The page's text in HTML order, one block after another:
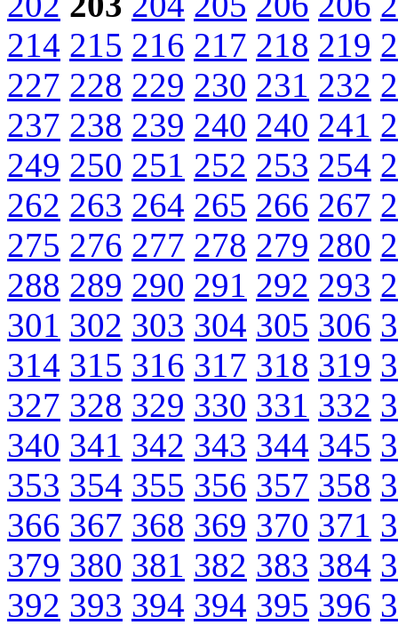
214 215 216 217 218 219
227 228 229 230 231 232
237 238 239 240 240 241
249 250 251 252 253 254
262 263 264 265 266 267
275 276 277 278 279 280
288 289 290 291 292 293
301 302 303 304 305 306
314 315 316 317 318 319
327 328 329 330 331 332
340 341 342 343 344 345
353 354 355 356 357 358
366 367 368 369 370 371
379 380 381 382 383 384
392 393 394 394 395 396